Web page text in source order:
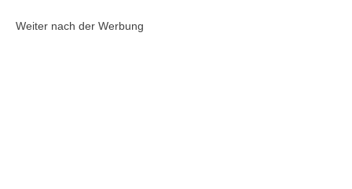
Weiter nach der Werbung